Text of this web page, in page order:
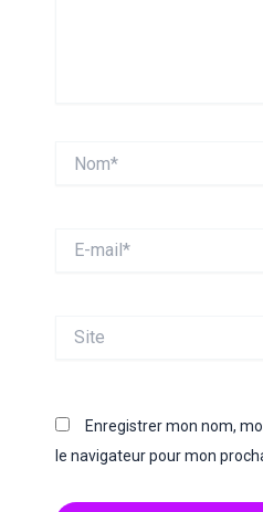
mail*
Enregistrer mon nom,
le navigateur pour mon